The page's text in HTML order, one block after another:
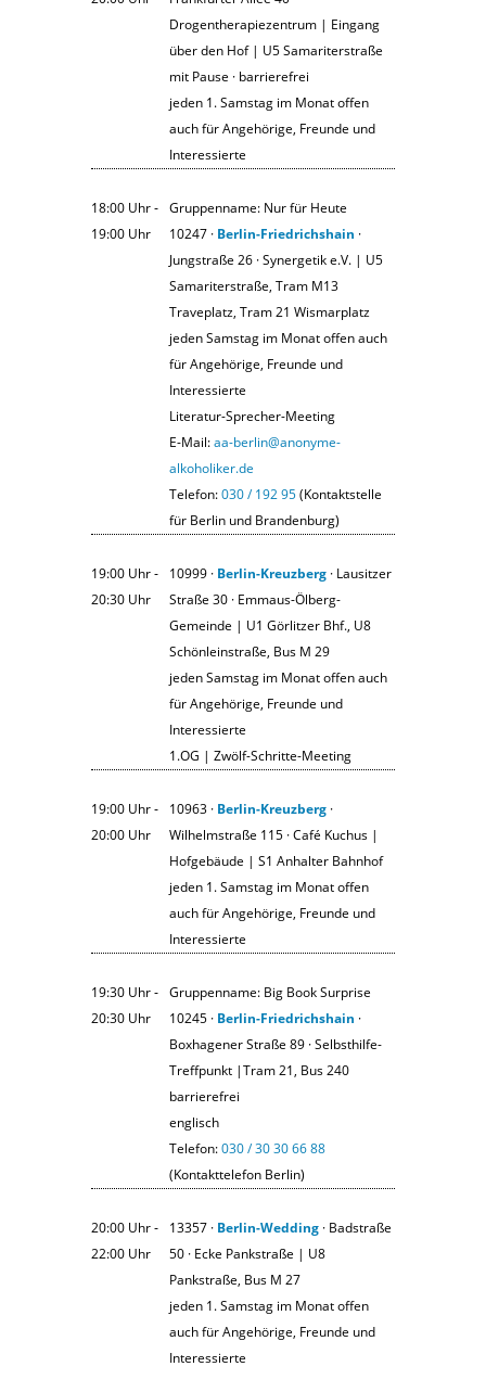
Drogentherapiezentrum | Eingang
über den Hof | U5 Samariterstraße
mit Pause · barrierefrei
jeden 1. Samstag im Monat offen
auch für Angehörige, Freunde und
Interessierte
18:00 Uhr ‐
19:00 Uhr
Gruppenname: Nur für Heute
10247 · Berlin-Friedrichshain ·
Jungstraße 26 · Synergetik e.V. | U5
Samariterstraße, Tram M13
Traveplatz, Tram 21 Wismarplatz
jeden Samstag im Monat offen auch
für Angehörige, Freunde und
Interessierte
Literatur-Sprecher-Meeting
E-Mail:aa-berlin@anonyme-
alkoholiker.de
Telefon:030 / 192 95(Kontaktstelle
für Berlin und Brandenburg)
19:00 Uhr ‐
20:30 Uhr
10999 · Berlin-Kreuzberg · Lausitzer
Straße 30 · Emmaus-Ölberg-
Gemeinde | U1 Görlitzer Bhf., U8
Schönleinstraße, Bus M 29
jeden Samstag im Monat offen auch
für Angehörige, Freunde und
Interessierte
1.OG | Zwölf-Schritte-Meeting
19:00 Uhr ‐
20:00 Uhr
10963 · Berlin-Kreuzberg ·
Wilhelmstraße 115 · Café Kuchus |
Hofgebäude | S1 Anhalter Bahnhof
jeden 1. Samstag im Monat offen
auch für Angehörige, Freunde und
Interessierte
19:30 Uhr ‐
20:30 Uhr
Gruppenname: Big Book Surprise
10245 · Berlin-Friedrichshain ·
Boxhagener Straße 89 · Selbsthilfe-
Treffpunkt |Tram 21, Bus 240
barrierefrei
englisch
Telefon:030 / 30 30 66 88
(Kontakttelefon Berlin)
20:00 Uhr ‐
22:00 Uhr
13357 · Berlin-Wedding · Badstraße
50 · Ecke Pankstraße | U8
Pankstraße, Bus M 27
jeden 1. Samstag im Monat offen
auch für Angehörige, Freunde und
Interessierte